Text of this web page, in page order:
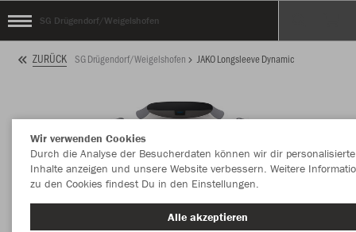
SG Drügendorf/Weigelshofen
ZURÜCK SG Drügendorf/Weigelshofen JAKO Longsleeve Dynamic
Wir verwenden Cookies
Durch die Analyse der Besucherdaten können wir dir personalisierte
Inhalte anzeigen und unsere Website verbessern. Weitere
zu den Cookies findest Du in den Einstellungen.
Alle akzeptieren